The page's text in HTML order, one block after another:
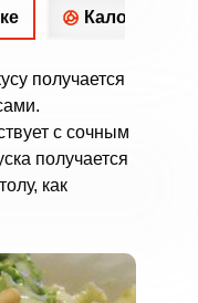
получается
с сочным
получается
как